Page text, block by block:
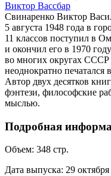
Виктор Вассбар
Свинаренко Виктор
5 августа 1948 года в
11 классов поступил в
и окончил его в 1970
во многих округах
неоднократно
Автор двух десятков
фэнтези, философские
мыслью.
Подробная
Объем: 348 стр.
Дата выпуска: 29 октября